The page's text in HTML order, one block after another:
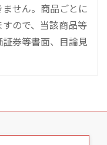
せん。商品ごとに
ので、当該商品等
券等書面、目論見